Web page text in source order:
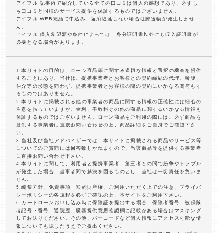
アイフル 記事内で紹介している全ての口コミは個人の感想であり、必ずし
も口コミと同様のサービス提供を保証するものではございません。
アイフル WEB完結で申込み、返済遅延しない場合は郵送物が発生しませ
ん。
アイフル 借入希望額や条件によっては、身分証明書以外にも収入証明書が
必要となる場合があります。
1.本サイトの目的は、ローン商品等に関する適切な情報と選択の機会を提供
することにあり、当社は、提携事業者とお客様との契約締結の代理、斡旋、
仲介等の形態を問わず、提携事業者とお客様の間の契約にいかなる関与もす
るものではありません。
2.本サイトに掲載される他の事業者の商品に関する情報の正確性には細心の
注意を払っていますが、金利、手数料その他の商品に関するいかなる情報も
保証するものではございません。ローン商品をご利用の際には、必ず商品を
提供する事業者に直接お問い合わせの上、商品詳細をご自身でご確認下さ
い。
3.当社及び当社アドバイザーでは、本サイトに掲載される商品やサービス等
についてのご質問には回答致しかねますので、当該商品等を提供する事業者
に直接お問い合わせ下さい。
4.本サイトに関して、利用者と提携事業者、第三者との間で紛争やトラブル
が発生した場合、当事者間で解決を図るものとし、当社は一切責任を負いま
せん。
5.編集方針、免責事項・知的財産権、ご利用いただく上での注意、プライバ
シーポリシーの各規程を必ずご確認の上、本サイトをご利用下さい。
6.カードローンお申し込み時に保険証を提出する場合、保険者番号、被保険
者記号・番号、通院歴、臓器提供意思確認欄に記載がある場合はマスキング
してお送りください。その他、バーコードなど個人情報にアクセス可能な情
報についても隠したうえでご提出ください。